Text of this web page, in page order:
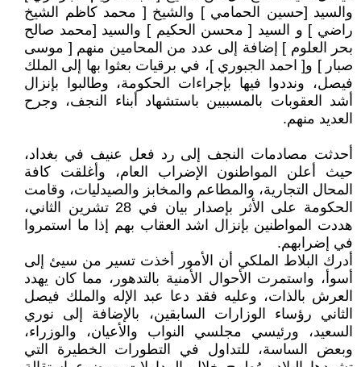
والسيد [حسين الحمامي ] والشيخ [ محمد كاظم الشيخ
راضي ] و السيد [ محسن الحكيم ] والسيد [محمد صالح
بحر العلوم ] إضافة إلى عدد من المحامين منهم [ موسى
صبار ] و[ احمد الجبوري ]، في برقيات بعثوا بها إلى الملك
فيصل، ونددوا فيها بإجراءات الحكومة، وطالبوا بإنزال
أشد العقوبات بالمسببين باستشهاد أبناء النجف، وجرح
العديد منهم.
أحدثت مصادمات النجف إلى رد فعل عنيف في بغداد،
حيث أعلن المواطنون الإضراب العام، وأغلقت كافة
المحال التجارية، والمطاعم والمخابز والصيدليات، وقامت
الحكومة على الأثر بإصدار بيان في 28 تشرين الثاني،
هددت المواطنين بإنزال اشد العقاب بهم إذا ما استمروا
في إضرابهم.
أدرك البلاط الملكي أن الأمور أخذت تسير من سيئ إلى
أسوأ، واستمرت الأحوال الأمنية بالتدهور، مما كان يهدد
العرش بالذات، وعليه فقد دعا عبد الإله والملك فيصل
الثاني رؤساء الوزارات السابقين، بالإضافة إلى نوري
السعيد، ورئيسي مجلسي النواب والأعيان، والوزراء،
وبعض الساسة، للتداول في التطورات الخطيرة التي